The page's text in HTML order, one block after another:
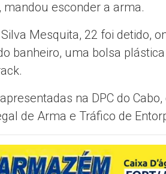
esconder a arma.
Mesquita, 22 foi detido,
banheiro, uma bolsa
na DPC do
de Arma e Tráfico de